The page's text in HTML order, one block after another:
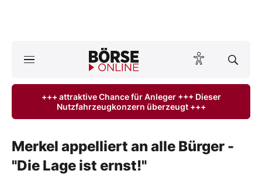
ktuelle Ausgabe BÖRSE ONLINE lesen
Finanz-Check
+++ attraktive Chance für Anleger +++ Dieser
Nutzfahrzeugkonzern überzeugt +++
Merkel appelliert an alle Bürger -
"Die Lage ist ernst!"